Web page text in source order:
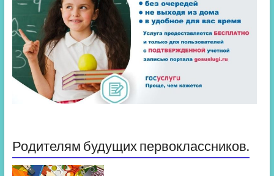
Родителям будущих первоклассников.